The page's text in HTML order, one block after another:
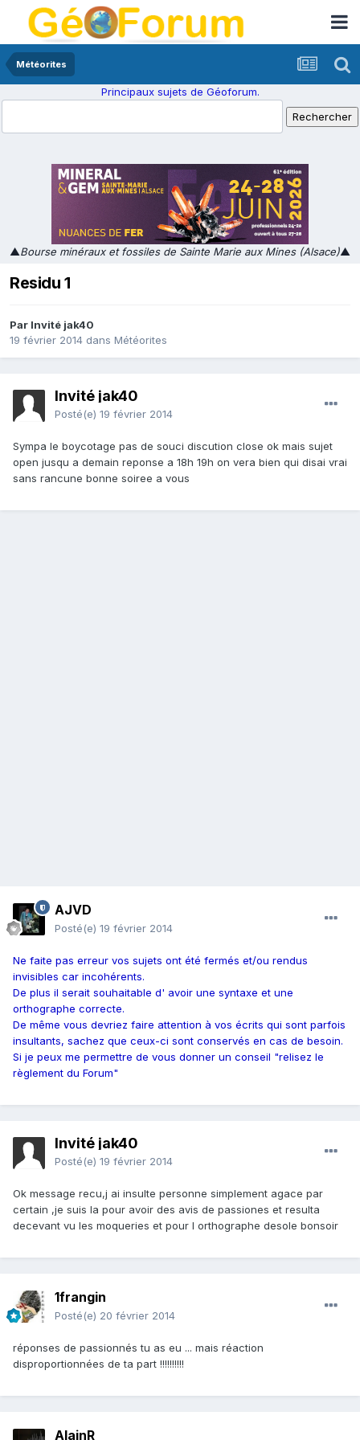
Météorites
Principaux sujets de Géoforum.
▲Bourse minéraux et fossiles de Sainte Marie aux Mines (Alsace)▲
Residu 1
Par Invité jak40
19 février 2014 dans Météorites
Invité jak40
Posté(e) 19 février 2014
Sympa le boycotage pas de souci discution close ok mais sujet
open jusqu a demain reponse a 18h 19h on vera bien qui disai vrai
sans rancune bonne soiree a vous
AJVD
Posté(e) 19 février 2014
Ne faite pas erreur vos sujets ont été fermés et/ou rendus
invisibles car incohérents.
De plus il serait souhaitable d' avoir une syntaxe et une
orthographe correcte.
De même vous devriez faire attention à vos écrits qui sont parfois
insultants, sachez que ceux-ci sont conservés en cas de besoin.
Si je peux me permettre de vous donner un conseil "relisez le
règlement du Forum"
Invité jak40
Posté(e) 19 février 2014
Ok message recu,j ai insulte personne simplement agace par
certain ,je suis la pour avoir des avis de passiones et resulta
decevant vu les moqueries et pour l orthographe desole bonsoir
1frangin
Posté(e) 20 février 2014
réponses de passionnés tu as eu ... mais réaction
disproportionnées de ta part !!!!!!!!!!
AlainR